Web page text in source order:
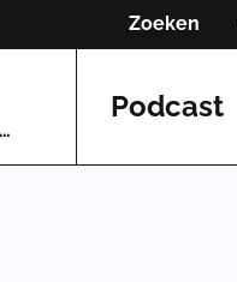
Zoeken
Podcast